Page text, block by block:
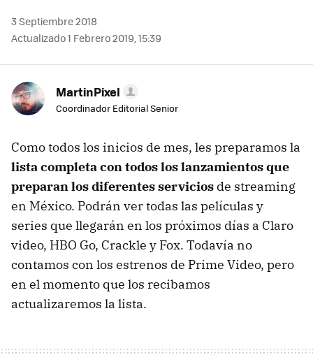
3 Septiembre 2018
Actualizado 1 Febrero 2019, 15:39
MartinPixel
Coordinador Editorial Senior
Como todos los inicios de mes, les preparamos la
lista completa con todos los lanzamientos que
preparan los diferentes servicios de streaming
en México. Podrán ver todas las películas y
series que llegarán en los próximos días a Claro
video, HBO Go, Crackle y Fox. Todavía no
contamos con los estrenos de Prime Video, pero
en el momento que los recibamos
actualizaremos la lista.